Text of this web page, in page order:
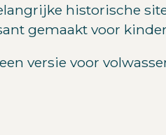
historische
gemaakt voor
versie voor